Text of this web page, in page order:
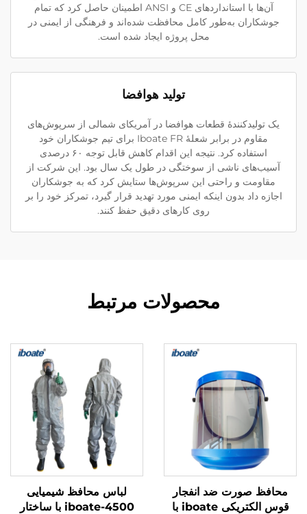
آن‌ها با استانداردهای CE و ANSI اطمینان حاصل کرد که تمام
جوشکاران به‌طور کامل محافظت شده‌اند و فرهنگی از ایمنی در
محل پروژه ایجاد شده است.
تولید هوافضا
یک تولیدکنندهٔ قطعات هوافضا در آمریکای شمالی از سرپوش‌های
مقاوم در برابر شعلهٔ Iboate FR برای تیم جوشکاران خود
استفاده کرد. نتیجه این اقدام کاهش قابل توجه ۶۰ درصدی
آسیب‌های ناشی از سوختگی در طول یک سال بود. این شرکت از
مقاومت و راحتی این سرپوش‌ها ستایش کرد که به جوشکاران
اجازه داد بدون اینکه ایمنی مورد تهدید قرار گیرد، تمرکز خود را بر
روی کارهای دقیق حفظ کنند.
محصولات مرتبط
محافظ صورت ضد انفجار
قوس الکتریکی iboate با
لباس محافظ شیمیایی
iboate-4500 با ساختار